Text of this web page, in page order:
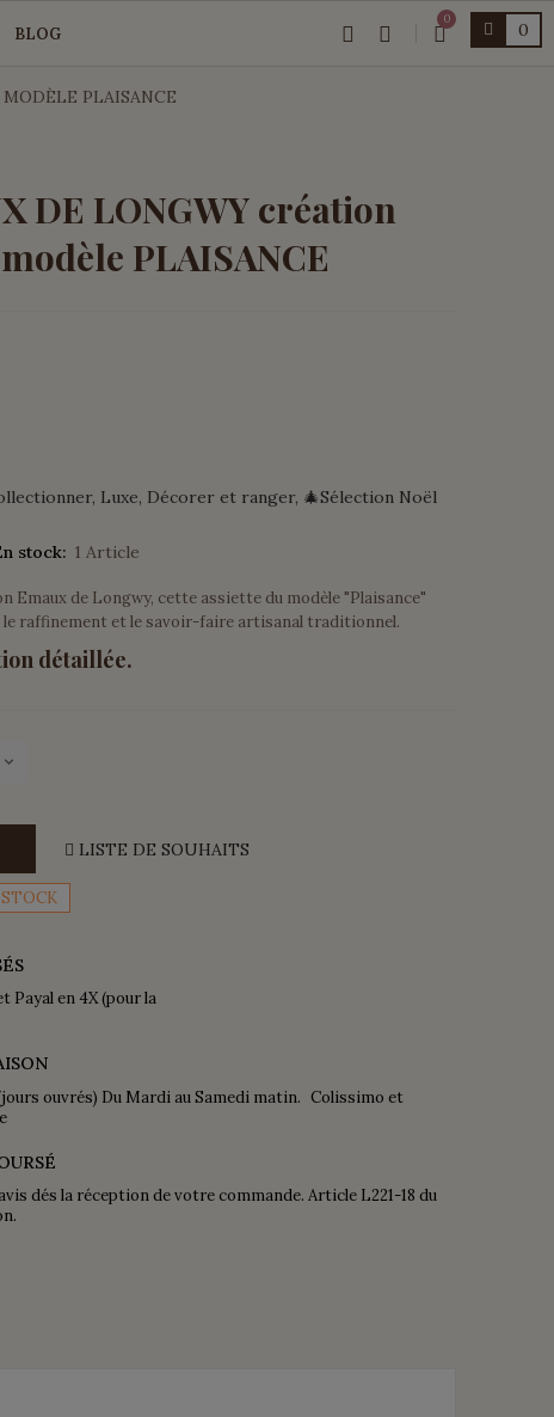
BLOG
0
PLAISANCE
DE LONGWY création
PLAISANCE
Luxe Décorer et ranger 🎄Sélection Noël
stock: 1 Article
Emaux de Longwy, cette assiette du modèle "Plaisance"
le raffinement et le savoir-faire artisanal traditionnel.
détaillée.
LISTE DE SOUHAITS
Payal en 4X (pour la
ouvrés) Du Mardi au Samedi matin. Colissimo et
dés la réception de votre commande. Article L221-18 du
0